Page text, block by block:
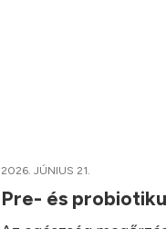
2026. JÚNIUS 21.
Pre- és